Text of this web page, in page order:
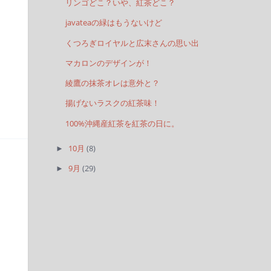
リンゴどこ？いや、紅茶どこ？
javateaの緑はもうないけど
くつろぎロイヤルと広末さんの思い出
マカロンのデザインが！
綾鷹の抹茶オレは意外と？
揚げないラスクの紅茶味！
100%沖縄産紅茶を紅茶の日に。
► 10月 (8)
► 9月 (29)